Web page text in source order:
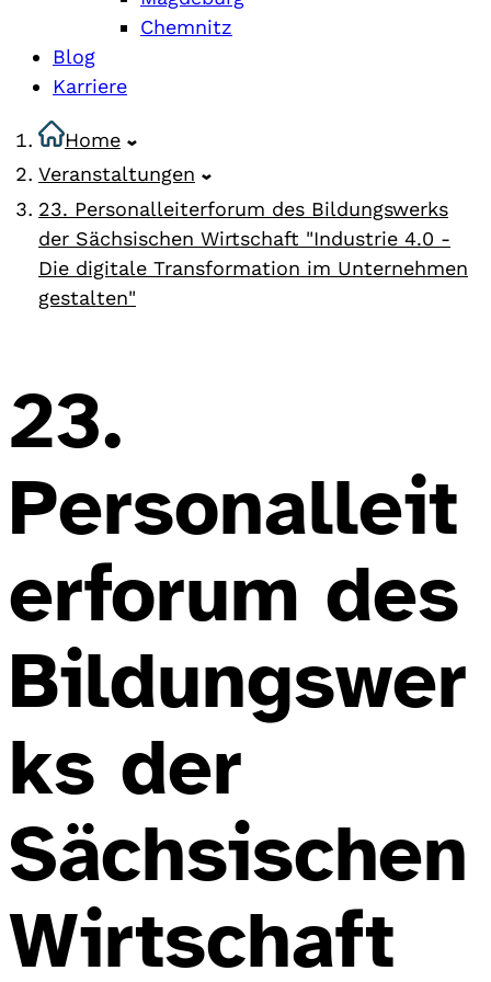
Chemnitz
Blog
Karriere
Home
Veranstaltungen
23. Personalleiterforum des Bildungswerks
der Sächsischen Wirtschaft "Industrie 4.0 -
Die digitale Transformation im Unternehmen
gestalten"
23.
Personalleit
erforum des
Bildungswer
ks der
Sächsischen
Wirtschaft